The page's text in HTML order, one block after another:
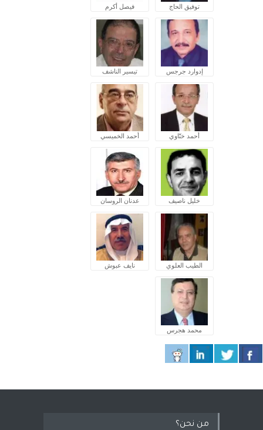
توفيق الحاج فيصل أكرم
إدوارد جرجس تيسير الناشف
أحمد ختّاوي أحمد الخميسي
خليل ناصيف عدنان الروسان
الطيب العلوي نايف عبوش
محمد هجرس
من نحن؟